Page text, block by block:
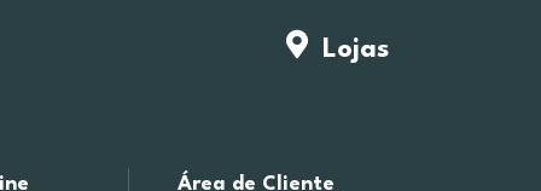
Lojas
Área de Cliente